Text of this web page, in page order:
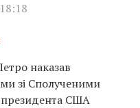
наказав
зі Сполученими
президента США